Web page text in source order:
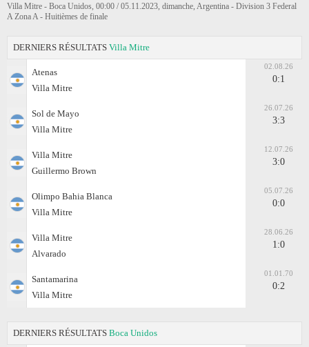
Villa Mitre - Boca Unidos, 00:00 / 05.11.2023, dimanche, Argentina - Division 3 Federal
A Zona A - Huitièmes de finale
DERNIERS RÉSULTATS Villa Mitre
Atenas
Villa Mitre
02.08.26
0:1
Sol de Mayo
Villa Mitre
26.07.26
3:3
Villa Mitre
Guillermo Brown
12.07.26
3:0
Olimpo Bahia Blanca
Villa Mitre
05.07.26
0:0
Villa Mitre
Alvarado
28.06.26
1:0
Santamarina
Villa Mitre
01.01.70
0:2
DERNIERS RÉSULTATS Boca Unidos